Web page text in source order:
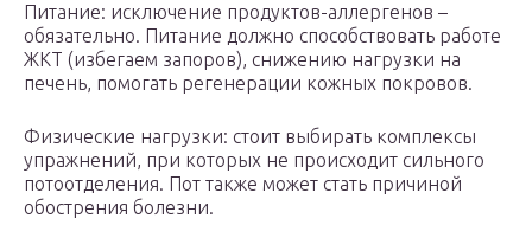
Питание: исключение продуктов-аллергенов –
обязательно. Питание должно способствовать работе
ЖКТ (избегаем запоров), снижению нагрузки на
печень, помогать регенерации кожных покровов.
Физические нагрузки: стоит выбирать комплексы
упражнений, при которых не происходит сильного
потоотделения. Пот также может стать причиной
обострения болезни.